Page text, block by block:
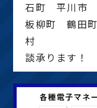
石町 平川市
板柳町 鶴田
村 そ
談承ります！